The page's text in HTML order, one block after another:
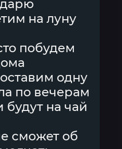
на луну
побудем
одну
по вечерам
будут на чай
сможет об